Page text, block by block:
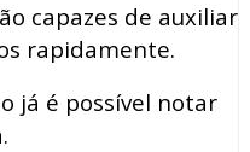
capazes de auxiliar
rapidamente.
já é possível notar